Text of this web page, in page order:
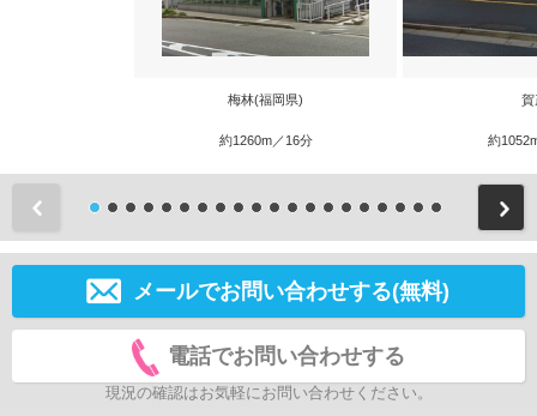
梅林(福岡県)
約1260m／16分
賀
約
メールでお問い合わせする(無料)
電話でお問い合わせする
現況の確認はお気軽にお問い合わせください。